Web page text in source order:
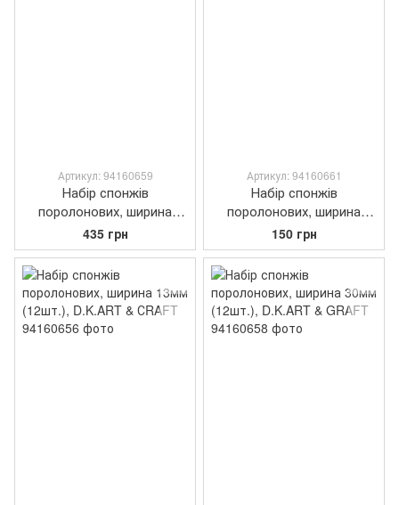
Артикул: 94160659
Набір спонжів
поролонових, ширина
50мм (12шт.), D.K.ART &
GRAFT
435 грн
Артикул: 94160661
Набір спонжів
поролонових, ширина
25мм (12шт.), D.K.ART &
GRAFT
150 грн